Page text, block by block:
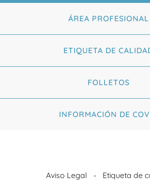
ÁREA PROFESIONAL
ETIQUETA DE
FOLLETOS
INFORMACIÓN DE
Aviso Legal Etiqueta de